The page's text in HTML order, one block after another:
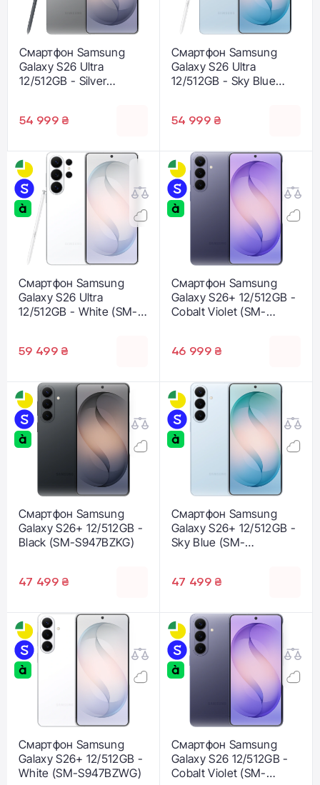
Смартфон Samsung
Galaxy S26 Ultra
12/512GB - Silver
54 999 ₴
Смартфон Samsung
Galaxy S26 Ultra
12/512GB - Sky Blue
54 999 ₴
Смартфон Samsung
Galaxy S26 Ultra
12/512GB - White (SM-
59 499 ₴
Смартфон Samsung
Galaxy S26+ 12/512GB -
Cobalt Violet (SM-
46 999 ₴
Смартфон Samsung
Galaxy S26+ 12/512GB -
Black (SM-S947BZKG)
47 499 ₴
Смартфон Samsung
Galaxy S26+ 12/512GB -
Sky Blue (SM-
47 499 ₴
Смартфон Samsung
Galaxy S26+ 12/512GB -
White (SM-S947BZWG)
Смартфон Samsung
Galaxy S26 12/512GB -
Cobalt Violet (SM-